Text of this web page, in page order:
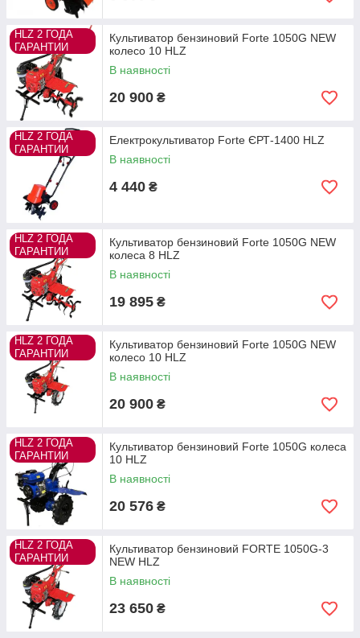
HLZ 2 ГОДА
ГАРАНТИИ
Культиватор бензиновий Forte 1050G NEW
колесо 10 HLZ
В наявності
20 900 ₴
HLZ 2 ГОДА
ГАРАНТИИ
Електрокультиватор Forte ЄРТ-1400 HLZ
В наявності
4 440 ₴
HLZ 2 ГОДА
ГАРАНТИИ
Культиватор бензиновий Forte 1050G NEW
колеса 8 HLZ
В наявності
19 895 ₴
HLZ 2 ГОДА
ГАРАНТИИ
Культиватор бензиновий Forte 1050G NEW
колесо 10 HLZ
В наявності
20 900 ₴
HLZ 2 ГОДА
ГАРАНТИИ
Культиватор бензиновий Forte 1050G колеса
10 HLZ
В наявності
20 576 ₴
HLZ 2 ГОДА
ГАРАНТИИ
Культиватор бензиновий FORTE 1050G-3
NEW HLZ
В наявності
23 650 ₴